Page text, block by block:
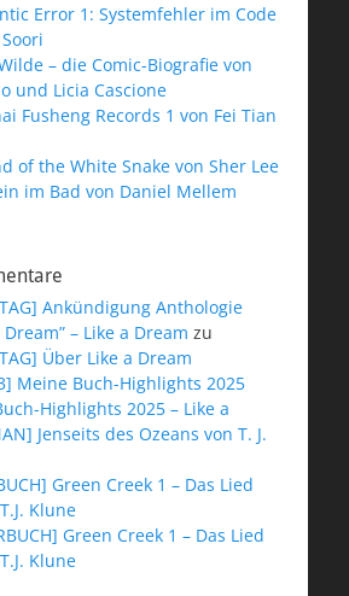
Error 1: Systemfehler im Code
– die Comic-Biografie von
und Licia Cascione
Fusheng Records 1 von Fei Tian
of the White Snake von Sher Lee
im Bad von Daniel Mellem
Ankündigung Anthologie
– Like a Dream zu
Über Like a Dream
Meine Buch-Highlights 2025
Highlights 2025 – Like a
Jenseits des Ozeans von T. J.
Green Creek 1 – Das Lied
Klune
Green Creek 1 – Das Lied
Klune